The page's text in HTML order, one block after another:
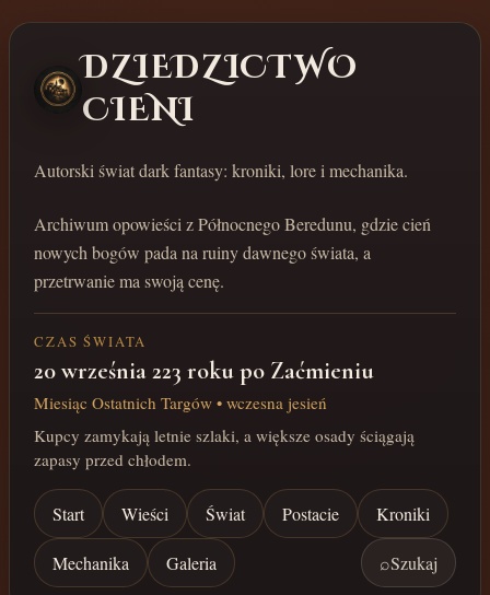
DZIEDZICTWO
CIENI
Autorski świat dark fantasy: kroniki, lore i mechanika.
Archiwum opowieści z Północnego Beredunu, gdzie cień
nowych bogów pada na ruiny dawnego świata, a
przetrwanie ma swoją cenę.
CZAS ŚWIATA
20 września 223 roku po Zaćmieniu
Miesiąc Ostatnich Targów • wczesna jesień
Kupcy zamykają letnie szlaki, a większe osady ściągają
zapasy przed chłodem.
Start Wieści Świat Postacie Kroniki
Mechanika Galeria ⌕Szukaj